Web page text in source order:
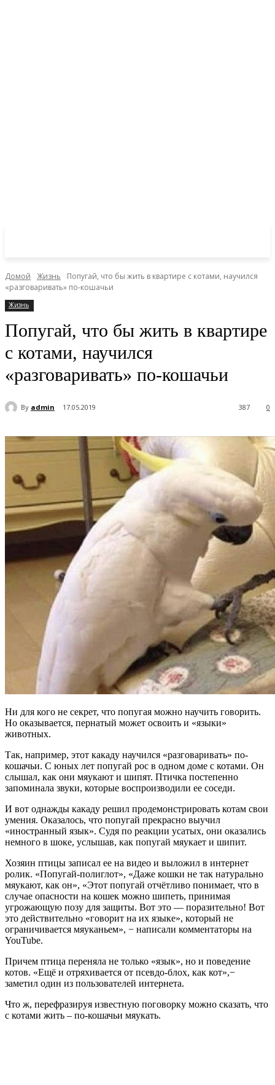
Домой Жизнь
Попугай, что бы жить в квартире с котами, научился
«разговаривать» по-кошачьи
Жизнь
Попугай, что бы жить в квартире
с котами, научился
«разговаривать» по-кошачьи
By admin 17.05.2019 0
387
Ни для кого не секрет, что попугая можно научить говорить.
Но оказывается, пернатый может освоить и «языки»
животных.
Так, например, этот какаду научился «разговаривать» по-
кошачьи. С юных лет попугай рос в одном доме с котами. Он
слышал, как они мяукают и шипят. Птичка постепенно
запоминала звуки, которые воспроизводили ее соседи.
И вот однажды какаду решил продемонстрировать котам свои
умения. Оказалось, что попугай прекрасно выучил
«иностранный язык». Судя по реакции усатых, они оказались
немного в шоке, услышав, как попугай мяукает и шипит.
Хозяин птицы записал ее на видео и выложил в интернет
ролик. «Попугай-полиглот», «Даже кошки не так натурально
мяукают, как он», «Этот попугай отчётливо понимает, что в
случае опасности на кошек можно шипеть, принимая
угрожающую позу для защиты. Вот это — поразительно! Вот
это действительно «говорит на их языке», который не
ограничивается мяуканьем», − написали комментаторы на
YouTube.
Причем птица переняла не только «язык», но и поведение
котов. «Ещё и отряхивается от псевдо-блох, как кот»,−
заметил один из пользователей интернета.
Что ж, перефразируя известную поговорку можно сказать, что
с котами жить – по-кошачьи мяукать.